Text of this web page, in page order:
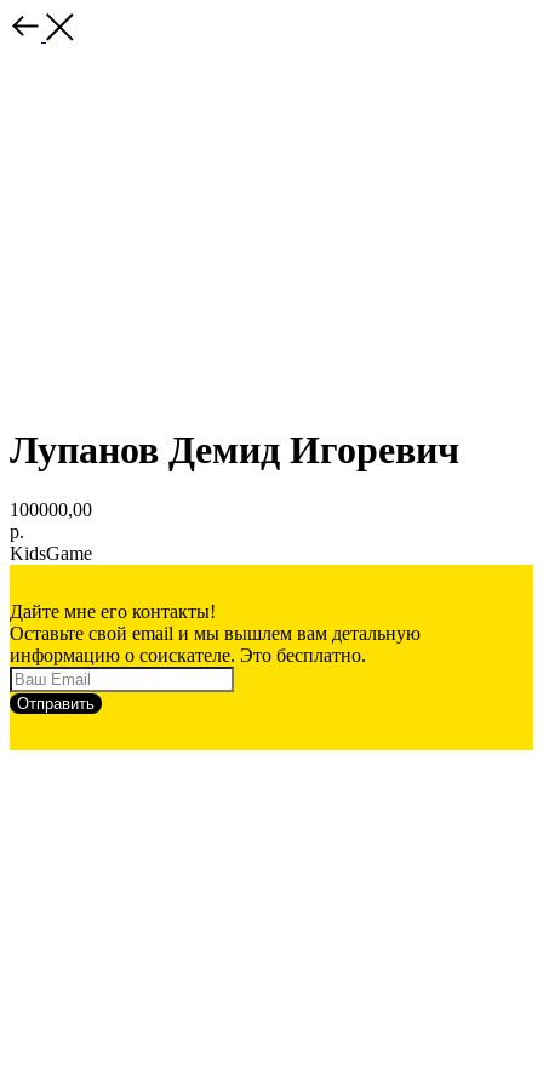
Лупанов Демид Игоревич
100000,00
р.
KidsGame
Дайте мне его контакты!
Оставьте свой email и мы вышлем вам детальную
информацию о соискателе. Это бесплатно.
Отправить